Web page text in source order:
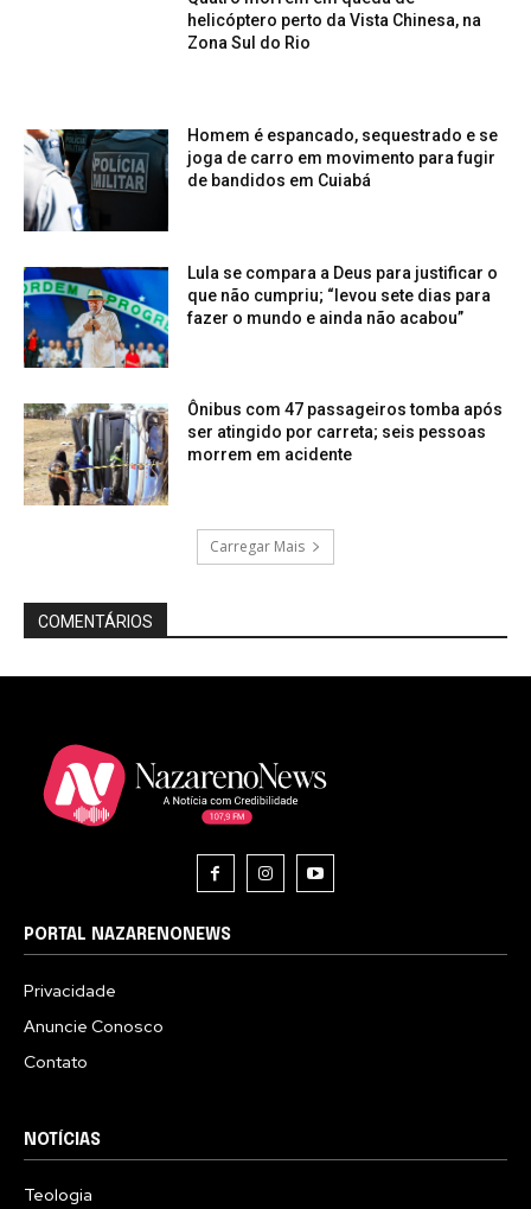
helicóptero perto da Vista Chinesa, na
Zona Sul do Rio
Homem é espancado, sequestrado e se
joga de carro em movimento para fugir
de bandidos em Cuiabá
Lula se compara a Deus para justificar o
que não cumpriu; “levou sete dias para
fazer o mundo e ainda não acabou”
Ônibus com 47 passageiros tomba após
ser atingido por carreta; seis pessoas
morrem em acidente
Carregar Mais
COMENTÁRIOS
PORTAL NAZARENONEWS
Privacidade
Anuncie Conosco
Contato
NOTÍCIAS
Teologia